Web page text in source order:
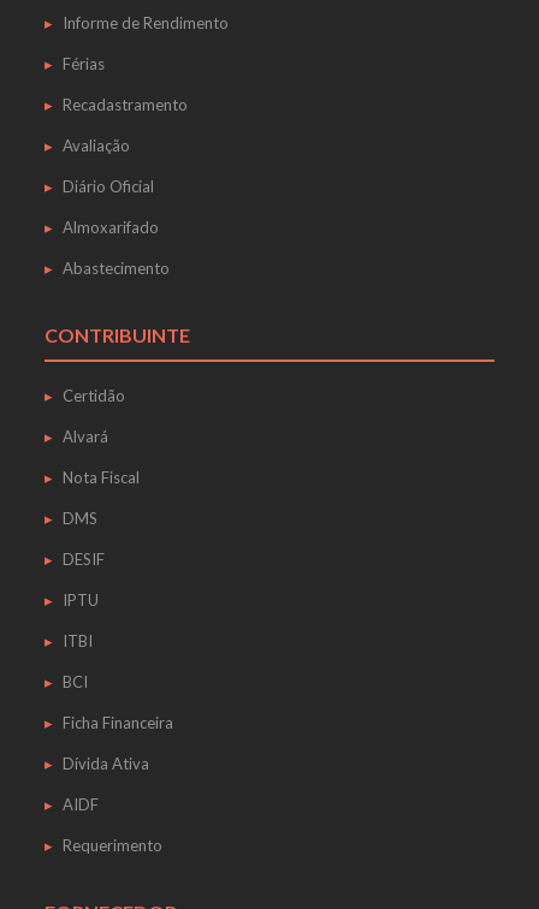
Informe de Rendimento
Férias
Recadastramento
Avaliação
Diário Oficial
Almoxarifado
Abastecimento
CONTRIBUINTE
Certidão
Alvará
Nota Fiscal
DMS
DESIF
IPTU
ITBI
BCI
Ficha Financeira
Dívida Ativa
AIDF
Requerimento